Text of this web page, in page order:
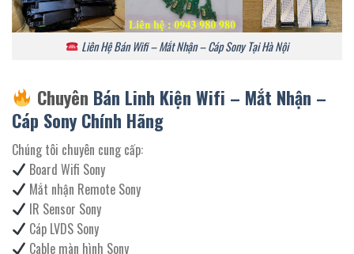
Liên Hệ Bán Wifi – Mắt Nhận – Cáp Sony Tại Hà Nội
Chuyên Bán Linh Kiện Wifi – Mắt Nhận –
Cáp Sony Chính Hãng
Chúng tôi chuyên cung cấp:
Board Wifi Sony
Mắt nhận Remote Sony
IR Sensor Sony
Cáp LVDS Sony
Cable màn hình Sony